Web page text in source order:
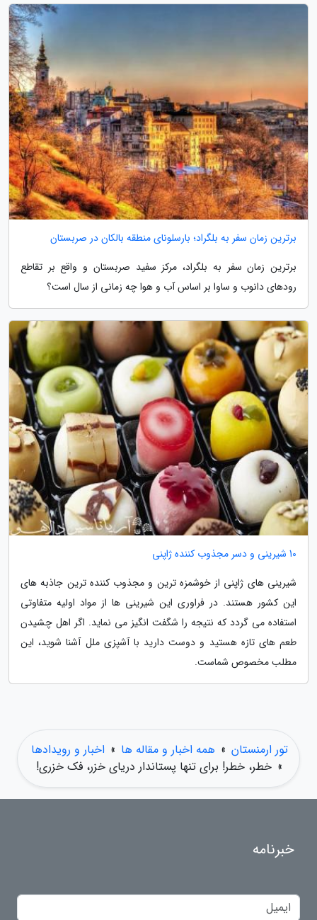
برترین زمان سفر به بلگراد؛ بارسلونای منطقه بالکان در صربستان
برترین زمان سفر به بلگراد، مرکز سفید صربستان و واقع بر تقاطع
رودهای دانوب و ساوا بر اساس آب و هوا چه زمانی از سال است؟
10 شیرینی و دسر مجذوب کننده ژاپنی
شیرینی های ژاپنی از خوشمزه ترین و مجذوب کننده ترین جاذبه های
این کشور هستند. در فراوری این شیرینی ها از مواد اولیه متفاوتی
استفاده می گردد که نتیجه را شگفت انگیز می نماید. اگر اهل چشیدن
طعم های تازه هستید و دوست دارید با آشپزی ملل آشنا شوید، این
مطلب مخصوص شماست.
تور ارمنستان » همه اخبار و مقاله ها » اخبار و رویدادها
» خطر، خطر! برای تنها پستاندار دریای خزر، فک خزری!
خبرنامه